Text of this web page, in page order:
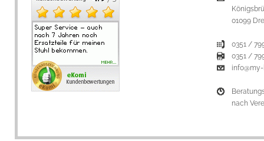
01099
0351 /
0351 /
nach